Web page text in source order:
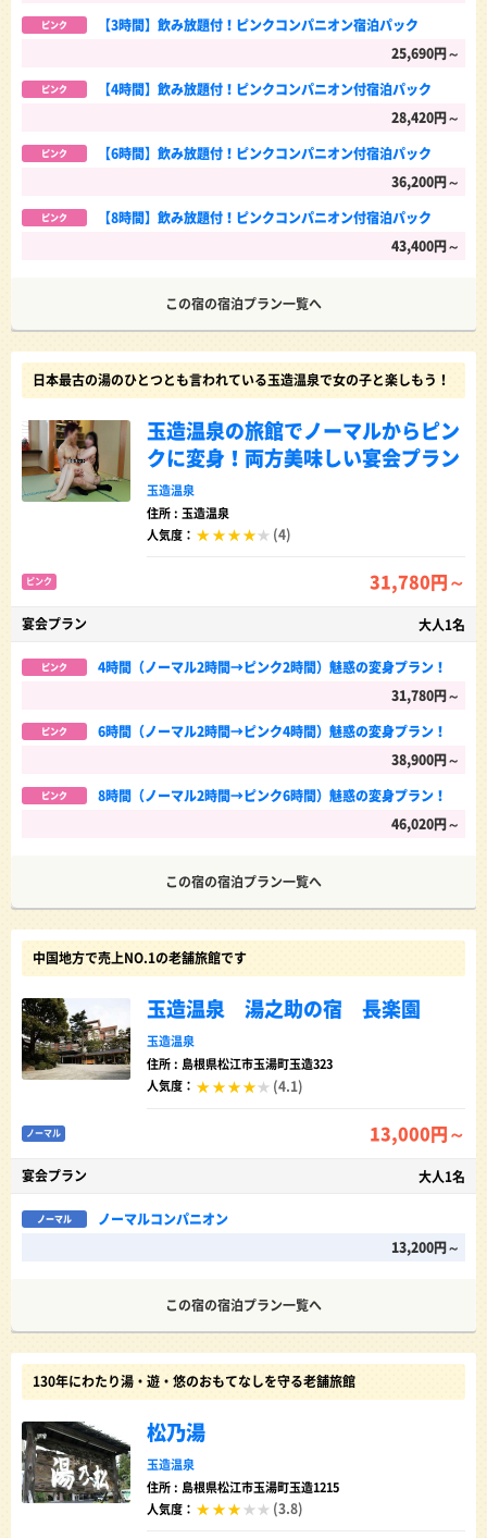
ピンク
【3時間】飲み放題付！ピンクコンパニオン宿泊パック
25,690円～
ピンク
【4時間】飲み放題付！ピンクコンパニオン付宿泊パック
28,420円～
ピンク
【6時間】飲み放題付！ピンクコンパニオン付宿泊パック
36,200円～
ピンク
【8時間】飲み放題付！ピンクコンパニオン付宿泊パック
43,400円～
この宿の宿泊プラン一覧へ
日本最古の湯のひとつとも言われている玉造温泉で女の子と楽しもう！
玉造温泉の旅館でノーマルからピン
クに変身！両方美味しい宴会プラン
玉造温泉
住所 : 玉造温泉
人気度：
(4)
ピンク 31,780円～
宴会プラン 大人1名
ピンク
4時間（ノーマル2時間→ピンク2時間）魅惑の変身プラン！
31,780円～
ピンク
6時間（ノーマル2時間→ピンク4時間）魅惑の変身プラン！
38,900円～
ピンク
8時間（ノーマル2時間→ピンク6時間）魅惑の変身プラン！
46,020円～
この宿の宿泊プラン一覧へ
中国地方で売上NO.1の老舗旅館です
玉造温泉 湯之助の宿 長楽園
玉造温泉
住所 : 島根県松江市玉湯町玉造323
人気度：
(4.1)
ノーマル 13,000円～
宴会プラン 大人1名
ノーマル
ノーマルコンパニオン
13,200円～
この宿の宿泊プラン一覧へ
130年にわたり湯・遊・悠のおもてなしを守る老舗旅館
松乃湯
玉造温泉
住所 : 島根県松江市玉湯町玉造1215
人気度：
(3.8)